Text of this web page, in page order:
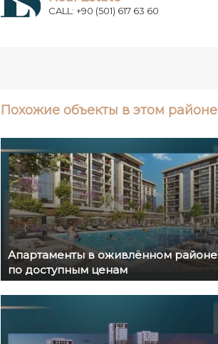
CALL: +90 (501) 617 63 60
Похожие объекты в этом районе
Апартаменты в оживлённом районе
по доступным ценам